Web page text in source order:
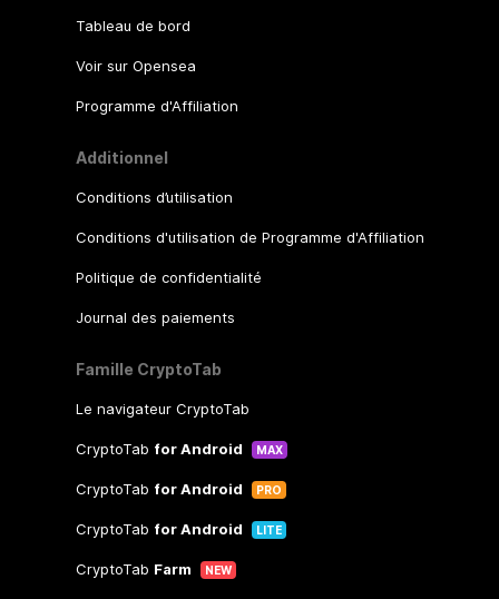
Tableau de bord
Voir sur Opensea
Programme d'Affiliation
Additionnel
Conditions d’utilisation
Conditions d'utilisation de Programme d'Affiliation
Politique de confidentialité
Journal des paiements
Famille CryptoTab
Le navigateur CryptoTab
CryptoTab for Android MAX
CryptoTab for Android PRO
CryptoTab for Android LITE
CryptoTab Farm NEW